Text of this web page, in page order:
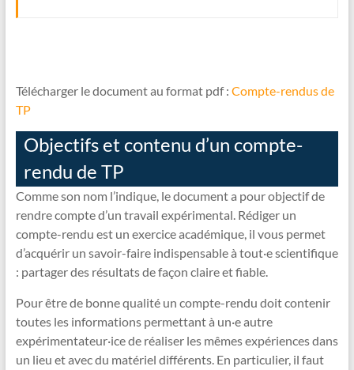
Télécharger le document au format pdf : Compte-rendus de
TP
Objectifs et contenu d’un compte-
rendu de TP
Comme son nom l’indique, le document a pour objectif de
rendre compte d’un travail expérimental. Rédiger un
compte-rendu est un exercice académique, il vous permet
d’acquérir un savoir-faire indispensable à tout·e scientifique
: partager des résultats de façon claire et fiable.
Pour être de bonne qualité un compte-rendu doit contenir
toutes les informations permettant à un·e autre
expérimentateur·ice de réaliser les mêmes expériences dans
un lieu et avec du matériel différents. En particulier, il faut